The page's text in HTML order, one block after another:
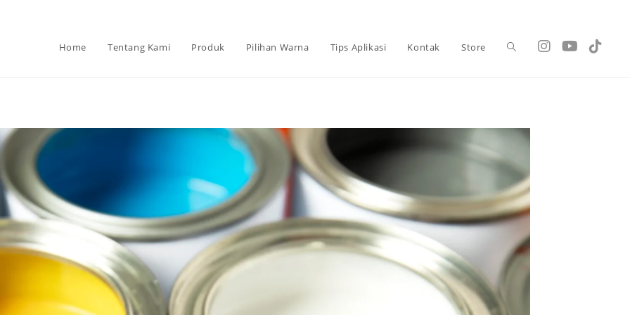
Home Tentang Kami Produk Pilihan Warna Tips Aplikasi Kontak Store Toggle
search